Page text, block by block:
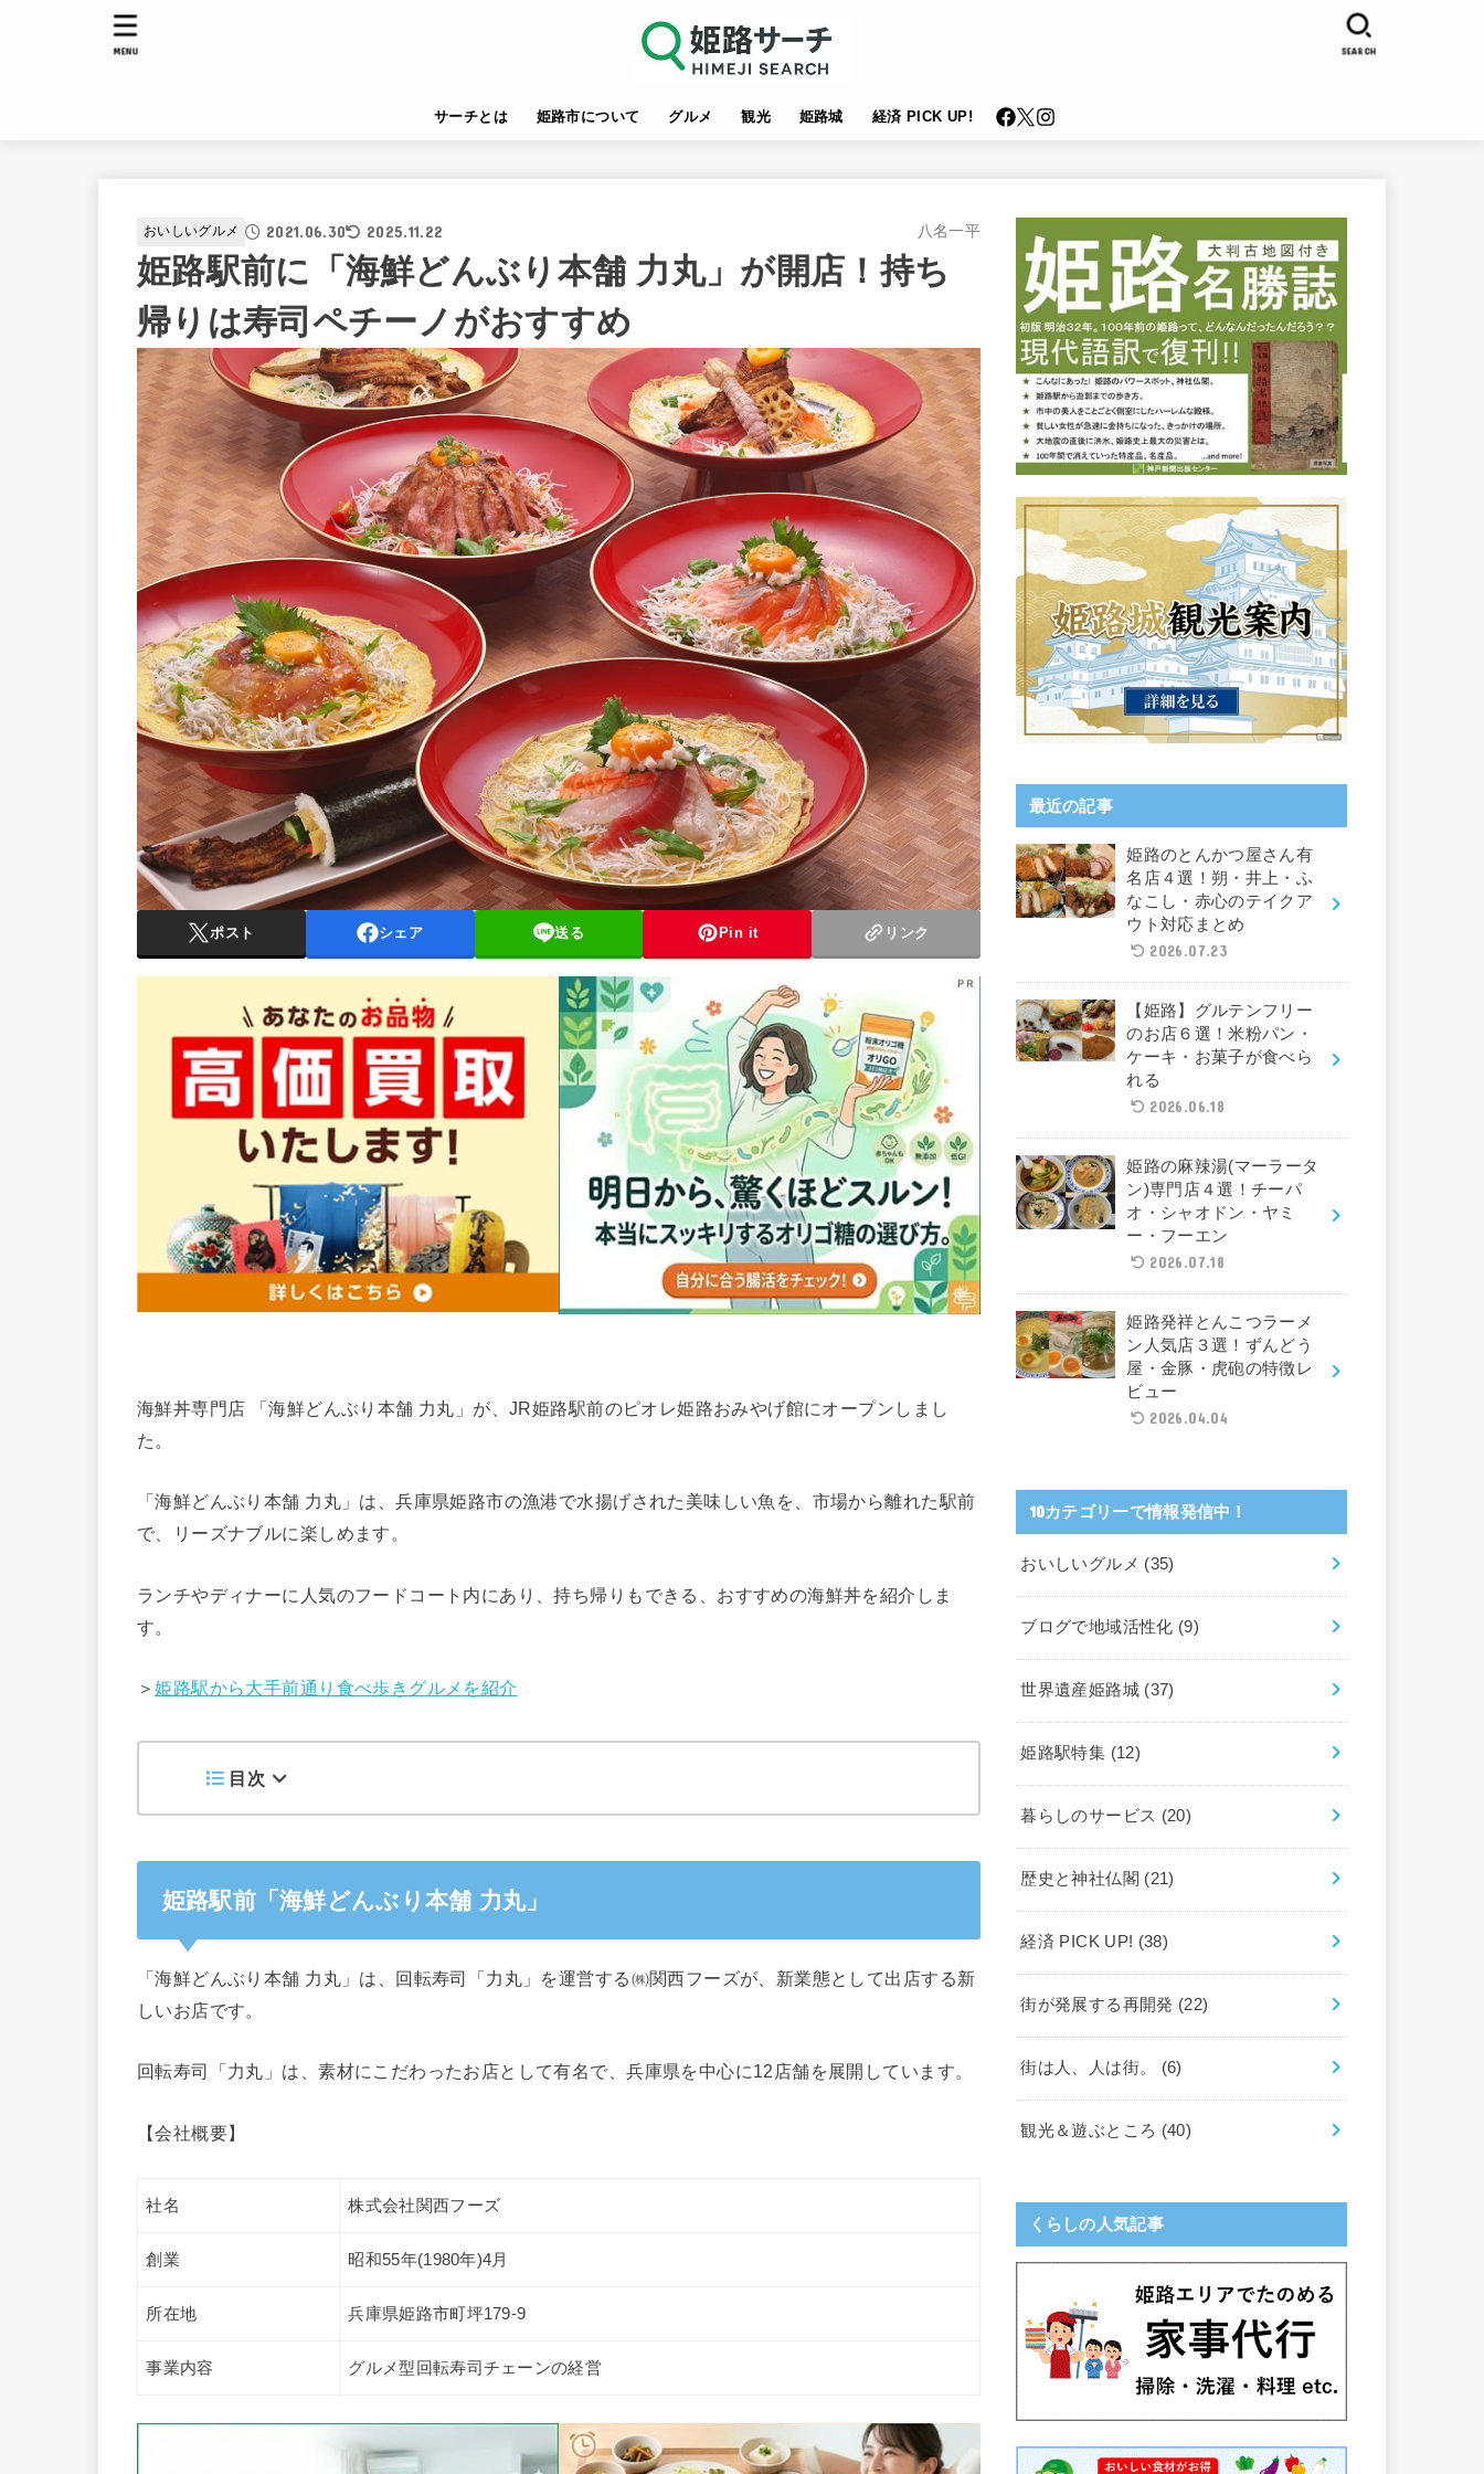
サーチとは 姫路市について グルメ 観光 姫路城 経済 PICK UP!
SEARCH
MENU
おいしいグルメ 2021.06.30 2025.11.22 八名一平
姫路駅前に「海鮮どんぶり本舗 力丸」が開店！持ち
帰りは寿司ペチーノがおすすめ
ポスト シェア 送る Pin it リンク
海鮮丼専門店 「海鮮どんぶり本舗 力丸」が、JR姫路駅前のピオレ姫路おみやげ館にオープンしまし
た。
「海鮮どんぶり本舗 力丸」は、兵庫県姫路市の漁港で水揚げされた美味しい魚を、市場から離れた駅前
で、リーズナブルに楽しめます。
ランチやディナーに人気のフードコート内にあり、持ち帰りもできる、おすすめの海鮮丼を紹介しま
す。
＞姫路駅から大手前通り食べ歩きグルメを紹介
目次
姫路駅前「海鮮どんぶり本舗 力丸」
「海鮮どんぶり本舗 力丸」は、回転寿司「力丸」を運営する㈱関西フーズが、新業態として出店する新
しいお店です。
回転寿司「力丸」は、素材にこだわったお店として有名で、兵庫県を中心に12店舗を展開しています。
【会社概要】
社名 株式会社関西フーズ
創業 昭和55年(1980年)4月
所在地 兵庫県姫路市町坪179-9
事業内容 グルメ型回転寿司チェーンの経営
最近の記事
姫路のとんかつ屋さん有
名店４選！朔・井上・ふ
なこし・赤心のテイクア
ウト対応まとめ
2026.07.23
【姫路】グルテンフリー
のお店６選！米粉パン・
ケーキ・お菓子が食べら
れる
2026.06.18
姫路の麻辣湯(マーラータ
ン)専門店４選！チーパ
オ・シャオドン・ヤミ
ー・フーエン
2026.07.18
姫路発祥とんこつラーメ
ン人気店３選！ずんどう
屋・金豚・虎砲の特徴レ
ビュー
2026.04.04
10カテゴリーで情報発信中！
おいしいグルメ (35)
ブログで地域活性化 (9)
世界遺産姫路城 (37)
姫路駅特集 (12)
暮らしのサービス (20)
歴史と神社仏閣 (21)
経済 PICK UP! (38)
街が発展する再開発 (22)
街は人、人は街。 (6)
観光＆遊ぶところ (40)
くらしの人気記事